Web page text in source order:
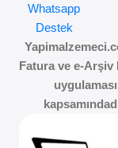
Whatsapp
Destek
Fatura ve e-Arşiv
uygulaması